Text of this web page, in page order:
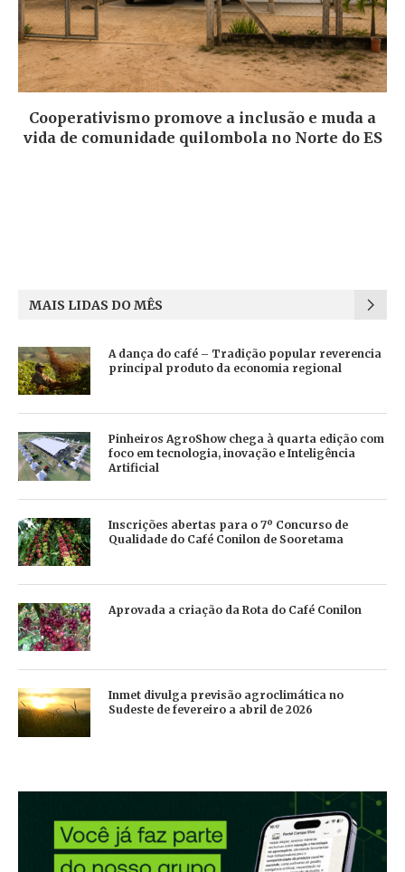
Cooperativismo promove a inclusão e muda a
vida de comunidade quilombola no Norte do ES
MAIS LIDAS DO MÊS
A dança do café – Tradição popular reverencia
principal produto da economia regional
Pinheiros AgroShow chega à quarta edição com
foco em tecnologia, inovação e Inteligência
Artificial
Inscrições abertas para o 7º Concurso de
Qualidade do Café Conilon de Sooretama
Aprovada a criação da Rota do Café Conilon
Inmet divulga previsão agroclimática no
Sudeste de fevereiro a abril de 2026